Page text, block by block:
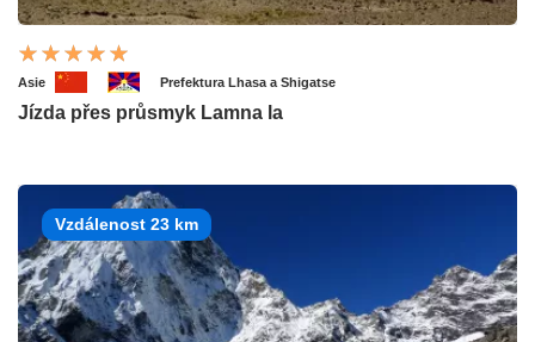
Asie Prefektura Lhasa a Shigatse
Jízda přes průsmyk Lamna la
Vzdálenost 23 km